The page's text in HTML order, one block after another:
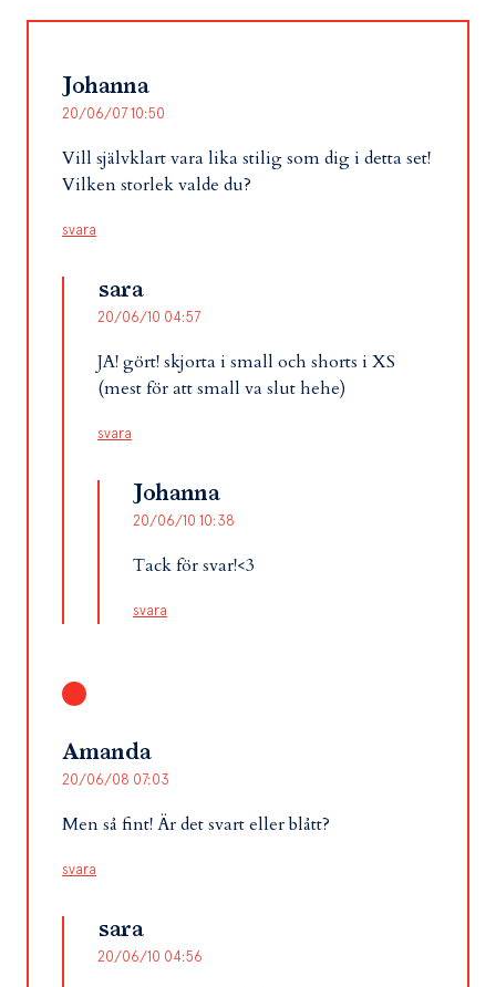
Johanna
20/06/07 10:50
Vill självklart vara lika stilig som dig i detta set!
Vilken storlek valde du?
svara
sara
20/06/10 04:57
JA! gört! skjorta i small och shorts i XS
(mest för att small va slut hehe)
svara
Johanna
20/06/10 10:38
Tack för svar!<3
svara
Amanda
20/06/08 07:03
Men så fint! Är det svart eller blått?
svara
sara
20/06/10 04:56